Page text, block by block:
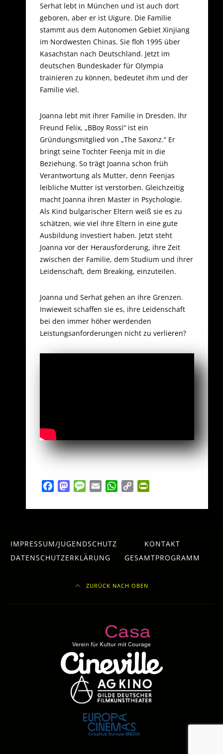
Serhat lebt in München und ist auch dort
geboren, aber er ist Uigure. Die Familie
stammt aus dem Autonomen Gebiet Xinjiang
im Nordwesten Chinas. Sie floh 1995 über
Kasachstan nach Deutschland. Jetzt im
deutschen Bundeskader für Olympia
trainieren zu können, bedeutet ihm und der
Familie viel.
Joanna lebt mit ihrer Familie in Dresden. Ihr
Freund Felix, „BBoy Rossi“ ist ein
Gründungsmitglied von „The Saxonz.“ Er
bringt seine Tochter Feenja mit in die
Beziehung. So trägt Joanna schon früh
Verantwortung als Mutter, denn Feenjas
leibliche Mutter ist verstorben. Gleichzeitig
macht Joanna ihren Master in Psychologie.
Als Kind bulgarischer Eltern weiß sie es zu
schätzen, wie viel ihre Eltern in eine gute
Ausbildung investiert haben. Jetzt steht
Joanna vor der Herausforderung, ihre Zeit
zwischen der Familie, dem Studium und ihrer
Leidenschaft, dem Breaking, einzuteilen.
Joanna und Serhat gehen an ihre Grenzen.
Inwieweit schaffen sie es, ihre Leidenschaft
bei den immer höher werdenden
Leistungsanforderungen nicht zu verlieren?
FacebookMastodon
Message
Email WhatsApp
Copy
IMPRESSUM/JUGENDSCHUTZ
KONTAKT
DATENSCHUTZERKLÄRUNG
GESAMTPROGRAMM
ZURÜCK NACH OBEN